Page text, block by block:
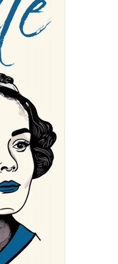
« Le Vent dand les Saules » - Une Belle Histoire !
« Damn Them All » - Un duo de Choc !